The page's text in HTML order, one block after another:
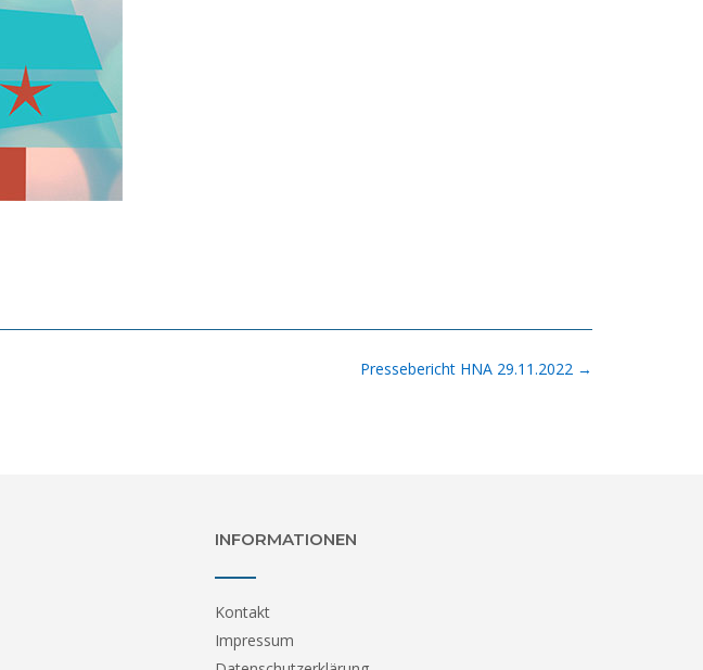
Pressebericht HNA 29.11.2022 →
INFORMATIONEN
Kontakt
Impressum